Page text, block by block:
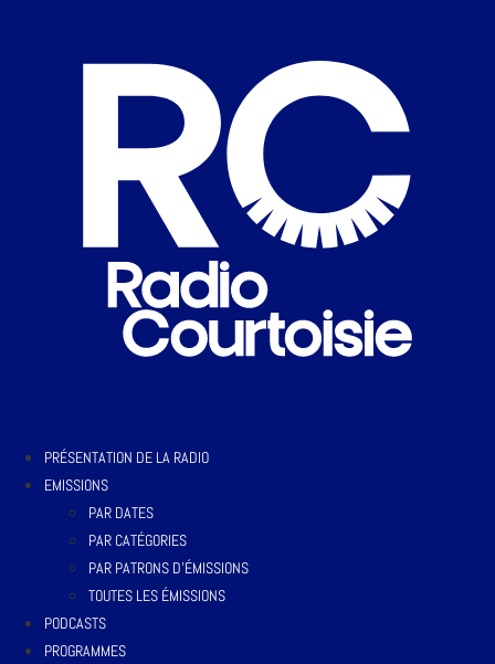
PRÉSENTATION DE LA RADIO
EMISSIONS
PAR DATES
PAR CATÉGORIES
PAR PATRONS D’ÉMISSIONS
TOUTES LES ÉMISSIONS
PODCASTS
PROGRAMMES